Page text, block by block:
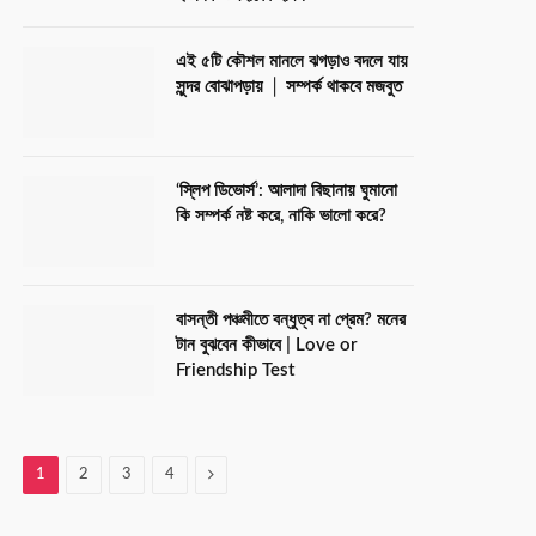
এই ৫টি কৌশল মানলে ঝগড়াও বদলে যায়
সুন্দর বোঝাপড়ায় │ সম্পর্ক থাকবে মজবুত
‘স্লিপ ডিভোর্স’: আলাদা বিছানায় ঘুমানো
কি সম্পর্ক নষ্ট করে, নাকি ভালো করে?
বাসন্তী পঞ্চমীতে বন্ধুত্ব না প্রেম? মনের
টান বুঝবেন কীভাবে | Love or
Friendship Test
1 2 3 4 Next